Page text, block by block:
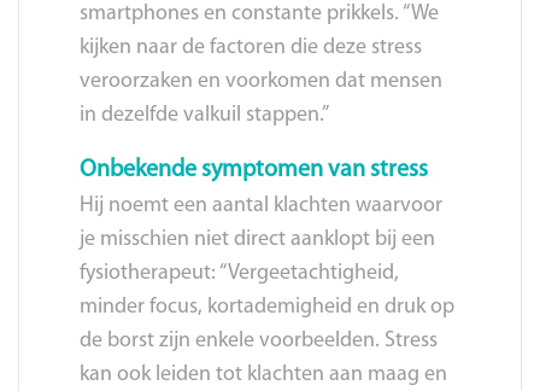
smartphones en constante prikkels. “We
kijken naar de factoren die deze stress
veroorzaken en voorkomen dat mensen
in dezelfde valkuil stappen.”
Onbekende symptomen van stress
Hij noemt een aantal klachten waarvoor
je misschien niet direct aanklopt bij een
fysiotherapeut: “Vergeetachtigheid,
minder focus, kortademigheid en druk op
de borst zijn enkele voorbeelden. Stress
kan ook leiden tot klachten aan maag en